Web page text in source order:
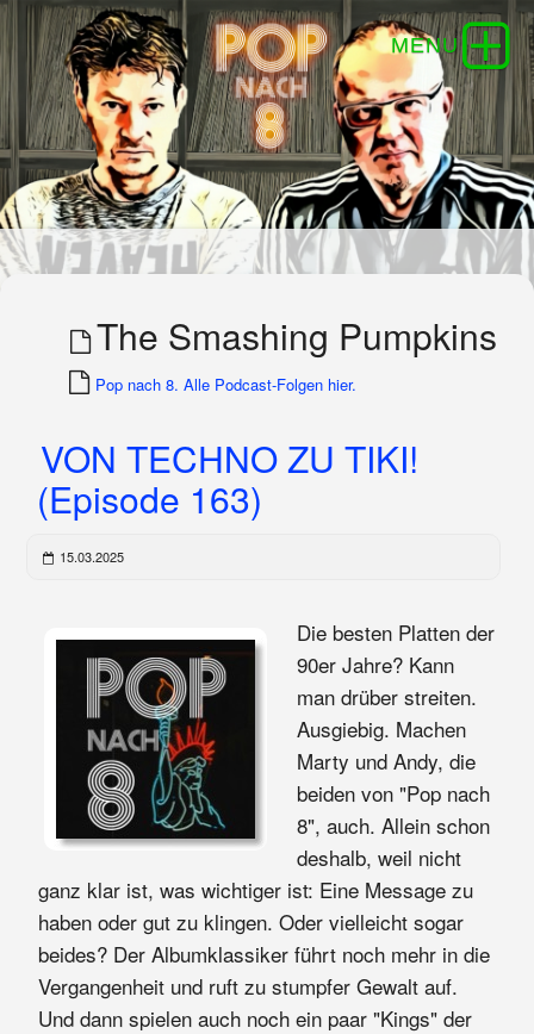
The Smashing Pumpkins
Pop nach 8. Alle Podcast-Folgen hier.
VON TECHNO ZU TIKI!
(Episode 163)
15.03.2025
Die besten Platten der
90er Jahre? Kann
man drüber streiten.
Ausgiebig. Machen
Marty und Andy, die
beiden von "Pop nach
8", auch. Allein schon
deshalb, weil nicht
ganz klar ist, was wichtiger ist: Eine Message zu
haben oder gut zu klingen. Oder vielleicht sogar
beides? Der Albumklassiker führt noch mehr in die
Vergangenheit und ruft zu stumpfer Gewalt auf.
Und dann spielen auch noch ein paar "Kings" der